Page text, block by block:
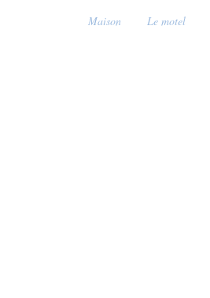
Maison Le motel